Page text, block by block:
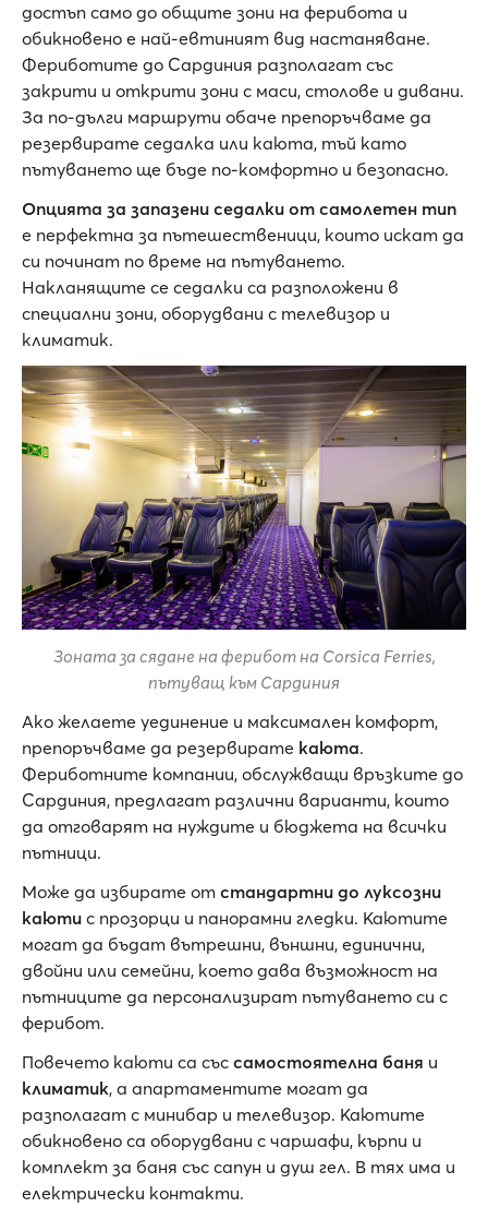
достъп само до общите зони на ферибота и
обикновено е най-евтиният вид настаняване.
Фериботите до Сардиния разполагат със
закрити и открити зони с маси, столове и дивани.
За по-дълги маршрути обаче препоръчваме да
резервирате седалка или каюта, тъй като
пътуването ще бъде по-комфортно и безопасно.
Опцията за запазени седалки от самолетен тип
е перфектна за пътешественици, които искат да
си починат по време на пътуването.
Накланящите се седалки са разположени в
специални зони, оборудвани с телевизор и
климатик.
Зоната за сядане на ферибот на Corsica Ferries,
пътуващ към Сардиния
Ако желаете уединение и максимален комфорт,
препоръчваме да резервирате каюта.
Фериботните компании, обслужващи връзките до
Сардиния, предлагат различни варианти, които
да отговарят на нуждите и бюджета на всички
пътници.
Може да избирате от стандартни до луксозни
каюти с прозорци и панорамни гледки. Каютите
могат да бъдат вътрешни, външни, единични,
двойни или семейни, което дава възможност на
пътниците да персонализират пътуването си с
ферибот.
Повечето каюти са със самостоятелна баня и
климатик, а апартаментите могат да
разполагат с минибар и телевизор. Каютите
обикновено са оборудвани с чаршафи, кърпи и
комплект за баня със сапун и душ гел. В тях има и
електрически контакти.